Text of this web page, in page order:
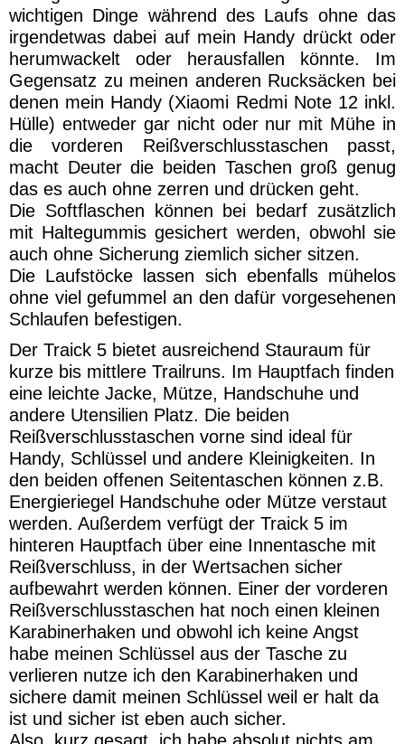
deuter hat beim Traick 5 besonderen Wert auf
Nachhaltigkeit und Umweltverträglichkeit gelegt.
So ist der Rucksack alsbluesign®Produkt
zertifiziert, was bedeutet, dass alle verwendeten
Materialien und Produktionsverfahren höchste
Anforderungen an Umweltschutz und
Ressourcenschonung erfüllen.
Darüber hinaus ist der Traick 5ClimatePartner
zertifiziert, d.h. die durch Produktion und
Transport verursachten CO2-Emissionen
werden durch Investitionen in
Klimaschutzprojekte ausgeglichen. Zudem
verzichtet Deuter komplett auf den Einsatz von
PFAS, also per- und polyfluorierten
Chemikalien, die als umweltschädlich gelten.
Der Traick 5 ist PFC-frei. PFCs sind
Chemikalien, die häufig in Outdoor-Bekleidung
und -Ausrüstung verwendet werden, um diese
wasserabweisend zu machen. Allerdings
können PFCs gesundheitsschädlich sein und in
der Umwelt nur schwer abgebaut werden.
Wem das noch nicht umweltbewusst genug ist,
für den hat deuter auch noch denGrünen
Knopf.Der grüne Knopf ist ein staatliches
Siegel für nachhaltige Textilien das verbindliche
Anforderungen stellt, um Mensch und Umwelt
zu schützen. Insgesamt müssen 46
anspruchsvolle Sozial- und Umweltstandards
eingehalten werden – von A wie
Abwassergrenzwerte bis Z wie
Zwangsarbeitsverbot.
Damit zeigt deuter meiner Meinung nach recht
deutlich das ihnen das Thema wichtig ist.